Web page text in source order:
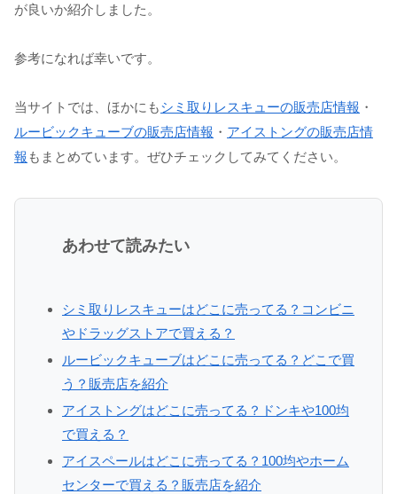
が良いか紹介しました。
参考になれば幸いです。
当サイトでは、ほかにもシミ取りレスキューの販売店情報 ・
ルービックキューブの販売店情報 ・ アイストングの販売店情
報 もまとめています。ぜひチェックしてみてください。
あわせて読みたい
シミ取りレスキューはどこに売ってる？コンビニ
やドラッグストアで買える？
ルービックキューブはどこに売ってる？どこで買
う？販売店を紹介
アイストングはどこに売ってる？ドンキや100均
で買える？
アイスペールはどこに売ってる？100均やホーム
センターで買える？販売店を紹介